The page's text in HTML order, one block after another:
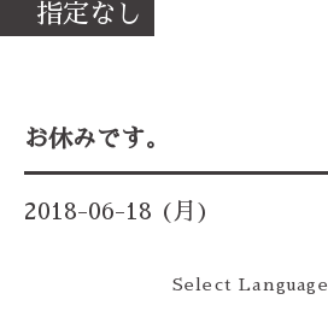
指定なし
お休みです。
2018-06-18 (月)
Select Language